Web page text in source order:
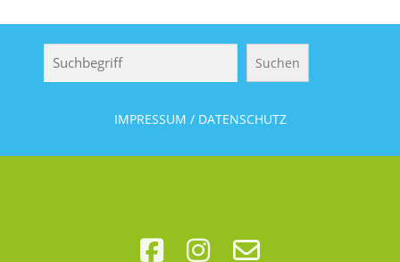
Suchen
Suchen
IMPRESSUM / DATENSCHUTZ